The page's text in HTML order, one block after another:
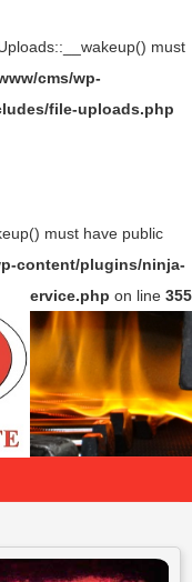
must
cms/wp-
file-uploads.php
must have public
content/plugins/ninja-
service.php on line 355